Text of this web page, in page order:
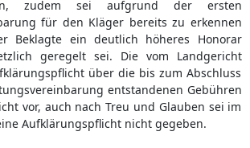
zudem sei aufgrund der ersten
für den Kläger bereits zu erkennen
Beklagte ein deutlich höheres Honorar
geregelt sei. Die vom Landgericht
über die bis zum Abschluss
entstandenen Gebühren
vor, auch nach Treu und Glauben sei im
Aufklärungspflicht nicht gegeben.